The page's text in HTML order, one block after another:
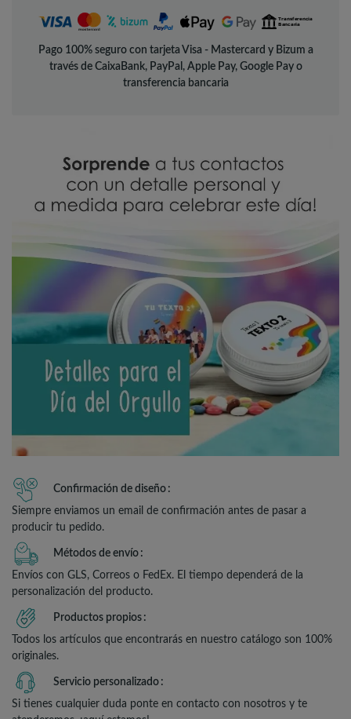
Pago 100% seguro con tarjeta Visa - Mastercard y Bizum a
través de CaixaBank, PayPal, Apple Pay, Google Pay o
transferencia bancaria
Confirmación de diseño
Siempre enviamos un email de confirmación antes de pasar a
producir tu pedido.
Métodos de envío
Envíos con GLS, Correos o FedEx. El tiempo dependerá de la
personalización del producto.
Productos propios
Todos los artículos que encontrarás en nuestro catálogo son 100%
originales.
Servicio personalizado
Si tienes cualquier duda ponte en contacto con nosotros y te